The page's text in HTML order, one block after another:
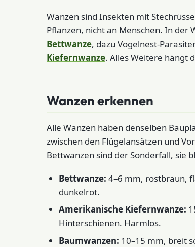
Wanzen sind Insekten mit
Pflanzen, nicht an Menschen. In der
Bettwanze, dazu Vogelnest-
Kiefernwanze. Alles Weitere hängt
Wanzen erkennen
Alle Wanzen haben denselben
zwischen den Flügelansätzen und
Bettwanzen sind der Sonderfall, sie
Bettwanze: 4–6 mm, rostbraun,
dunkelrot.
Amerikanische Kiefernwanze:
Hinterschienen. Harmlos.
Baumwanzen: 10–15 mm, breit